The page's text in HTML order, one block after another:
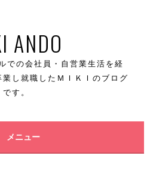
ANDO
での会社員・自営業生活を経
し就職したＭＩＫＩのブログ
です。
メニュー